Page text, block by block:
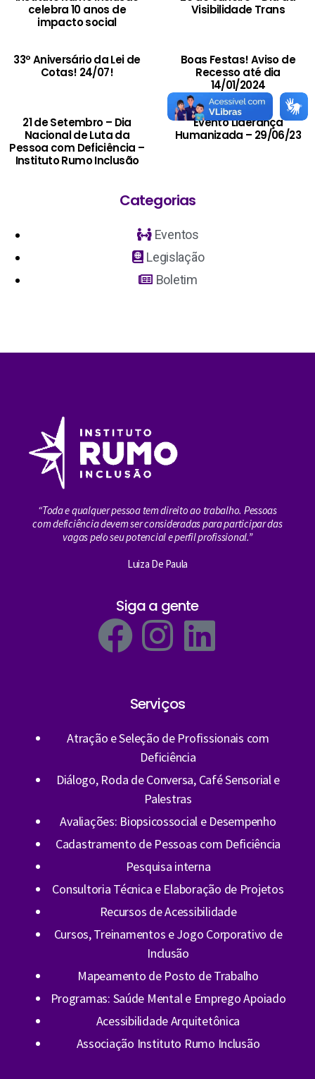
celebra 10 anos de
impacto social
Visibilidade Trans
33º Aniversário da Lei de
Cotas! 24/07!
Boas Festas! Aviso de
Recesso até dia
14/01/2024
21 de Setembro – Dia
Nacional de Luta da
Pessoa com Deficiência –
Instituto Rumo Inclusão
Evento Liderança
Humanizada – 29/06/23
Categorias
Eventos
Legislação
Boletim
“Toda e qualquer pessoa tem direito ao trabalho. Pessoas
com deficiência devem ser consideradas para participar das
vagas pelo seu potencial e perfil profissional.”
Luiza De Paula
Siga a gente
Serviços
Atração e Seleção de Profissionais com
Deficiência
Diálogo, Roda de Conversa, Café Sensorial e
Palestras
Avaliações: Biopsicossocial e Desempenho
Cadastramento de Pessoas com Deficiência
Pesquisa interna
Consultoria Técnica e Elaboração de Projetos
Recursos de Acessibilidade
Cursos, Treinamentos e Jogo Corporativo de
Inclusão
Mapeamento de Posto de Trabalho
Programas: Saúde Mental e Emprego Apoiado
Acessibilidade Arquitetônica
Associação Instituto Rumo Inclusão